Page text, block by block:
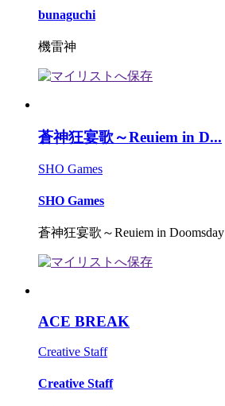
bunaguchi
機雷神
蒼神狂宴歌～Reuiem in D...
SHO Games
SHO Games
蒼神狂宴歌～Reuiem in Doomsday
ACE BREAK
Creative Staff
Creative Staff